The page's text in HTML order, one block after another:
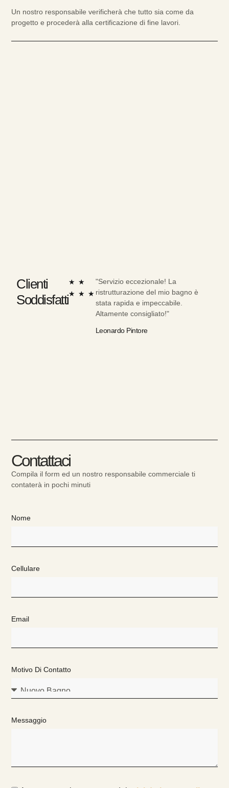
Un nostro responsabile verificherà che tutto sia come da
progetto e procederà alla certificazione di fine lavori.
Clienti
Soddisfatti
★ ★
★ ★ ★
Valutazione
5
su
5
"Servizio eccezionale! La
ristrutturazione del mio bagno è
stata rapida e impeccabile.
Altamente consigliato!"
Leonardo Pintore
Contattaci
Compila il form ed un nostro responsabile commerciale ti
contaterà in pochi minuti
Nome
Cellulare
Email
Motivo Di Contatto
Messaggio